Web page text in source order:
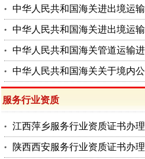
服务行业资质
江西萍乡服务行业资质证书办理
陕西西安服务行业资质证书办理